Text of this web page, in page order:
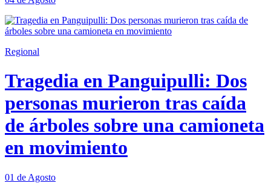
Regional
Tragedia en Panguipulli: Dos
personas murieron tras caída
de árboles sobre una camioneta
en movimiento
01 de Agosto